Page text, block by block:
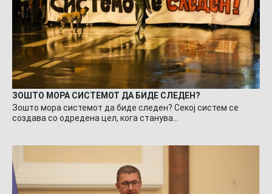
ЗОШТО МОРА СИСТЕМОТ ДА БИДЕ СЛЕДЕН?
Зошто мора системот да биде следен? Секој систем се
создава со одредена цел, кога станува…